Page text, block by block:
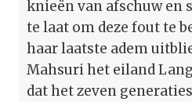
knieën van afschuw en
te laat om deze fout te
haar laatste adem
Mahsuri het eiland
dat het zeven